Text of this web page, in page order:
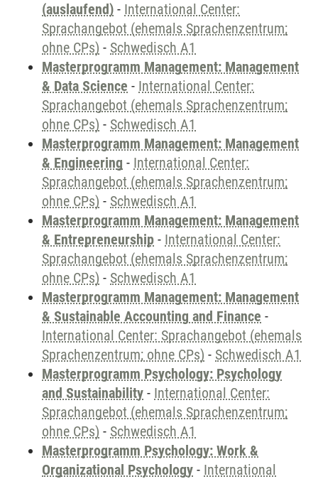
(auslaufend) - International Center:
Sprachangebot (ehemals Sprachenzentrum;
ohne CPs) - Schwedisch A1
Masterprogramm Management: Management
& Data Science - International Center:
Sprachangebot (ehemals Sprachenzentrum;
ohne CPs) - Schwedisch A1
Masterprogramm Management: Management
& Engineering - International Center:
Sprachangebot (ehemals Sprachenzentrum;
ohne CPs) - Schwedisch A1
Masterprogramm Management: Management
& Entrepreneurship - International Center:
Sprachangebot (ehemals Sprachenzentrum;
ohne CPs) - Schwedisch A1
Masterprogramm Management: Management
& Sustainable Accounting and Finance -
International Center: Sprachangebot (ehemals
Sprachenzentrum; ohne CPs) - Schwedisch A1
Masterprogramm Psychology: Psychology
and Sustainability - International Center:
Sprachangebot (ehemals Sprachenzentrum;
ohne CPs) - Schwedisch A1
Masterprogramm Psychology: Work &
Organizational Psychology - International